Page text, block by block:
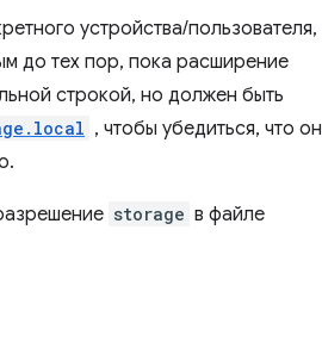
устройства/пользователя,
до тех пор, пока расширение
строкой, но должен быть
, чтобы убедиться, что он
storage в файле